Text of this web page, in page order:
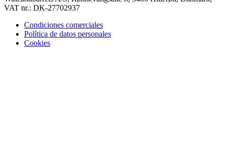
VAT nr.: DK-27702937
Condiciones comerciales
Política de datos personales
Cookies